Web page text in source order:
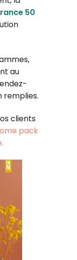
50
au
remplies.
clients
pack